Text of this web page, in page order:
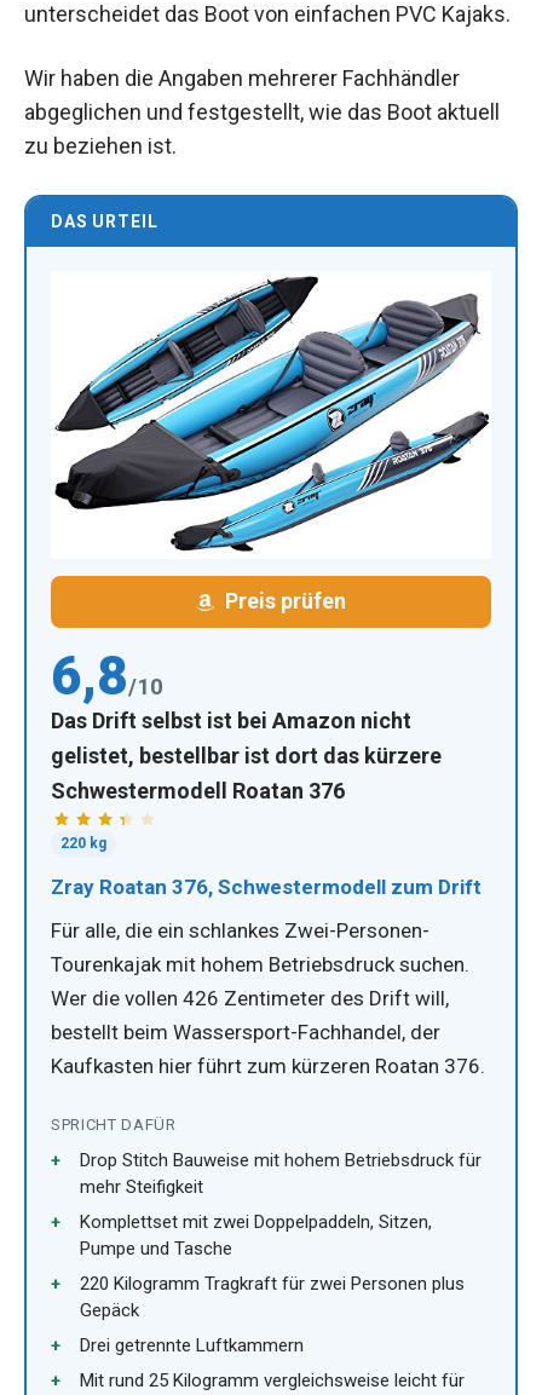
unterscheidet das Boot von einfachen PVC Kajaks.
Wir haben die Angaben mehrerer Fachhändler
abgeglichen und festgestellt, wie das Boot aktuell
zu beziehen ist.
DAS URTEIL
Preis prüfen
6,8/10
Das Drift selbst ist bei Amazon nicht
gelistet, bestellbar ist dort das kürzere
Schwestermodell Roatan 376
220 kg
Zray Roatan 376, Schwestermodell zum Drift
Für alle, die ein schlankes Zwei-Personen-
Tourenkajak mit hohem Betriebsdruck suchen.
Wer die vollen 426 Zentimeter des Drift will,
bestellt beim Wassersport-Fachhandel, der
Kaufkasten hier führt zum kürzeren Roatan 376.
SPRICHT DAFÜR
Drop Stitch Bauweise mit hohem Betriebsdruck für
mehr Steifigkeit
Komplettset mit zwei Doppelpaddeln, Sitzen,
Pumpe und Tasche
220 Kilogramm Tragkraft für zwei Personen plus
Gepäck
Drei getrennte Luftkammern
Mit rund 25 Kilogramm vergleichsweise leicht für